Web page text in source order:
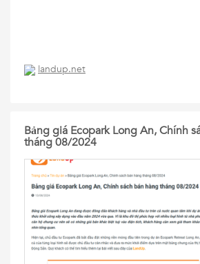
landup.net
Bảng giá Ecopark Long An, Chính
tháng 08/2024